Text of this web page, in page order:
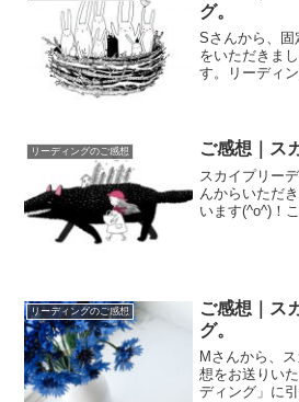
グ。
Sさんから、固
をいただきま
す。リーディ
リーディングのご感想 ご感想｜ス
スカイプリー
んからいただ
います(^o^)！
リーディングのご感想
ご感想｜ス
グ。
Mさんから、
想をお送りい
ディング」に